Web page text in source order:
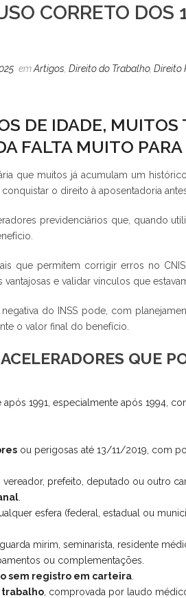
CORRETO DOS
emArtigos Direito do Trabalho, Direito
DE IDADE,
FALTA MUITO PARA
que muitos já acumulam um
o direito à aposentadoria
previdenciários que, quando
que permitem corrigir erros no
e validar vínculos que
do INSS pode, com
o valor final do benefício.
QUE
após 1991, especialmente após 1994,
ou perigosas até 13/11/2019, com
prefeito, deputado ou outro
.
esfera (federal, estadual ou
, guarda mirim, seminarista, residente
ou complementações.
sem registro em carteira.
trabalho, comprovada por laudo